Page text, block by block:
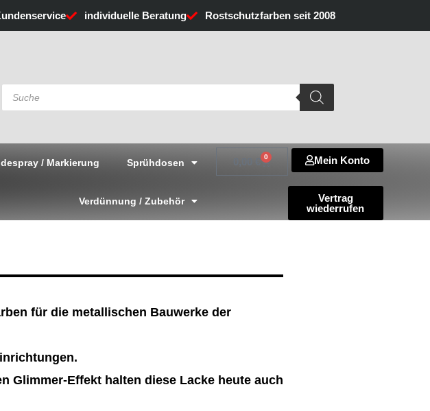
individuelle Beratung Rostschutzfarben seit 2008
Products
search
/ Markierung Sprühdosen
Verdünnung / Zubehör
0
WarenkorbMein Konto
Vertrag
wiederrufen
für die metallischen Bauwerke der
Glimmer-Effekt halten diese Lacke heute auch